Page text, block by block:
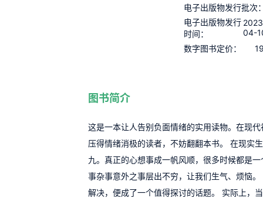
电子出版物发行批次
电子出版物发行
时间：
04-
数字图书定价：
图书简介
这是一本让人告别负面情绪的实用读物。在现
压得情绪消极的读者，不妨翻翻本书。 在现实
九。真正的心想事成一帆风顺，很多时候都是
事杂事意外之事层出不穷，让我们生气、烦恼
解决，便成了一个值得探讨的话题。 实际上，